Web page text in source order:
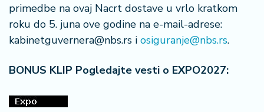
primedbe na ovaj Nacrt dostave u vrlo kratkom
roku do 5. juna ove godine na e-mail-adrese:
kabinetguvernera@nbs.rs i osiguranje@nbs.rs.
BONUS KLIP Pogledajte vesti o EXPO2027: